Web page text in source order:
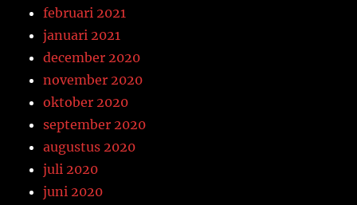
februari 2021
januari 2021
december 2020
november 2020
oktober 2020
september 2020
augustus 2020
juli 2020
juni 2020